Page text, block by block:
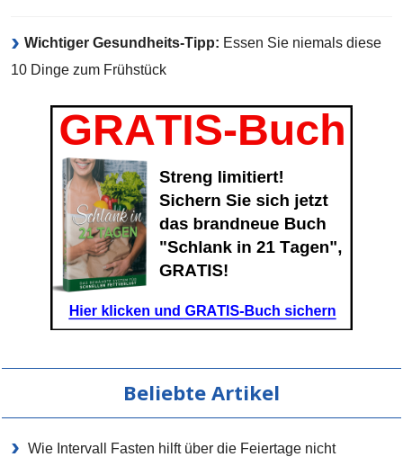
Wichtiger Gesundheits-Tipp: Essen Sie niemals diese
10 Dinge zum Frühstück
Beliebte Artikel
Wie Intervall Fasten hilft über die Feiertage nicht